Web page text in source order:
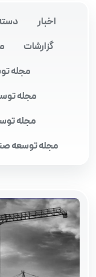
اخبار
گزارشات
مجله
مجله
مجله
مجله توسعه